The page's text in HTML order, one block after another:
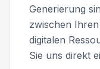
Generierung
zwischen
digitalen
Sie uns direkt